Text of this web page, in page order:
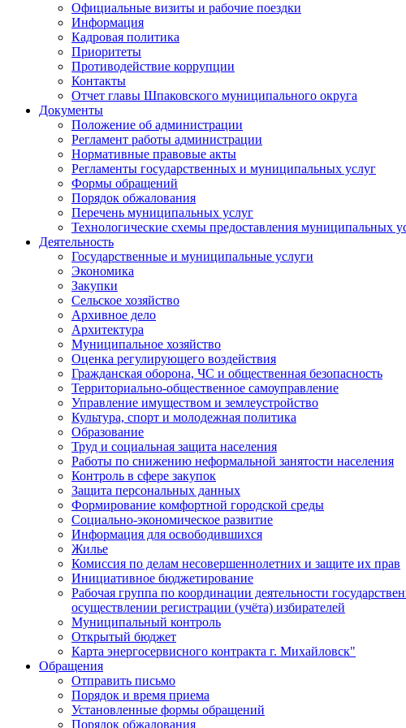
Официальные визиты и рабочие поездки
Информация
Кадровая политика
Приоритеты
Противодействие коррупции
Контакты
Отчет главы Шпаковского муниципального округа
Документы
Положение об администрации
Регламент работы администрации
Нормативные правовые акты
Регламенты государственных и муниципальных услуг
Формы обращений
Порядок обжалования
Перечень муниципальных услуг
Технологические схемы предоставления муниципальных
Деятельность
Государственные и муниципальные услуги
Экономика
Закупки
Сельское хозяйство
Архивное дело
Архитектура
Муниципальное хозяйство
Оценка регулирующего воздействия
Гражданская оборона, ЧС и общественная безопасность
Территориально-общественное самоуправление
Управление имуществом и землеустройство
Культура, спорт и молодежная политика
Образование
Труд и социальная защита населения
Работы по снижению неформальной занятости населения
Контроль в сфере закупок
Защита персональных данных
Формирование комфортной городской среды
Социально-экономическое развитие
Информация для освободившихся
Жилье
Комиссия по делам несовершеннолетних и защите их прав
Инициативное бюджетирование
Рабочая группа по координации деятельности
осуществлении регистрации (учёта) избирателей
Муниципальный контроль
Открытый бюджет
Карта энергосервисного контракта г. Михайловск"
Обращения
Отправить письмо
Порядок и время приема
Установленные формы обращений
Порядок обжалования